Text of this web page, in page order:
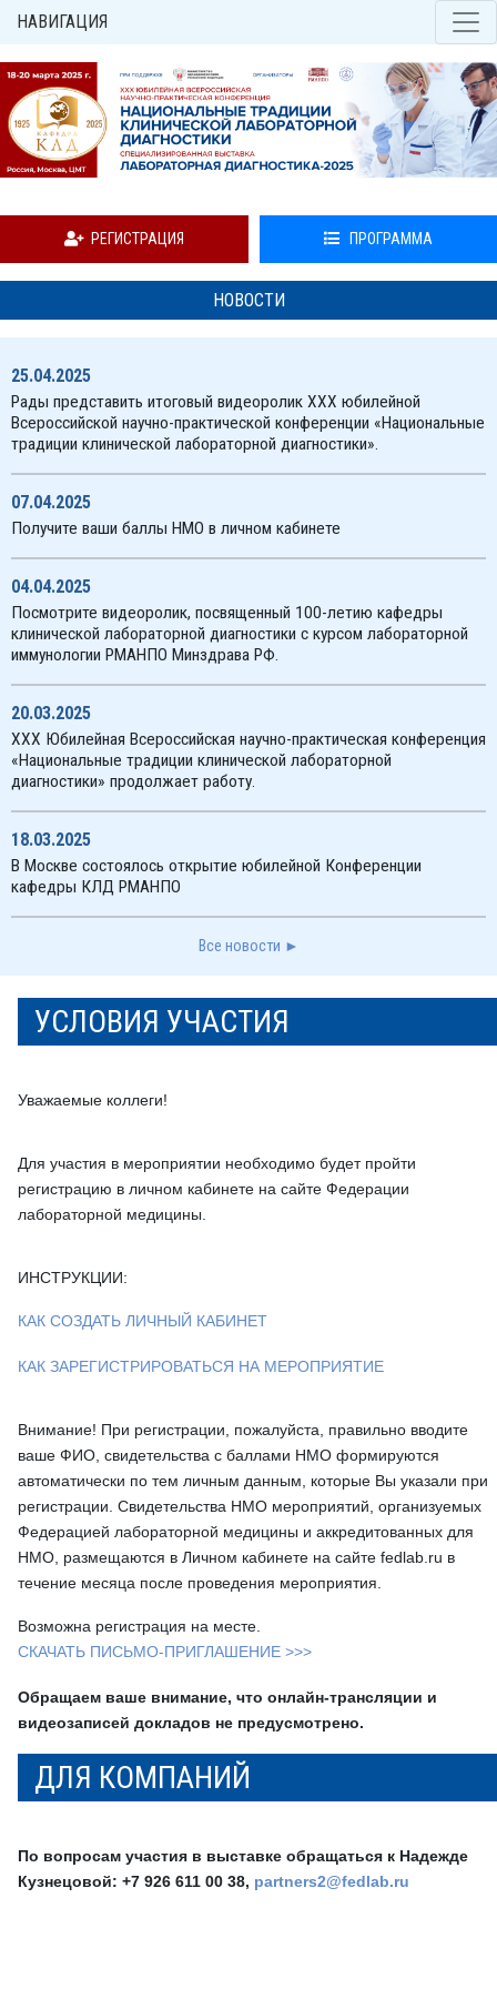
НАВИГАЦИЯ
РЕГИСТРАЦИЯ ПРОГРАММА
НОВОСТИ
25.04.2025
Рады представить итоговый видеоролик XXX юбилейной
Всероссийской научно-практической конференции «Национальные
традиции клинической лабораторной диагностики».
07.04.2025
Получите ваши баллы НМО в личном кабинете
04.04.2025
Посмотрите видеоролик, посвященный 100-летию кафедры
клинической лабораторной диагностики с курсом лабораторной
иммунологии РМАНПО Минздрава РФ.
20.03.2025
XXX Юбилейная Всероссийская научно-практическая конференция
«Национальные традиции клинической лабораторной
диагностики» продолжает работу.
18.03.2025
В Москве состоялось открытие юбилейной Конференции
кафедры КЛД РМАНПО
Все новости ►
УСЛОВИЯ УЧАСТИЯ
Уважаемые коллеги!
Для участия в мероприятии необходимо будет пройти
регистрацию в личном кабинете на сайте Федерации
лабораторной медицины.
ИНСТРУКЦИИ:
КАК СОЗДАТЬ ЛИЧНЫЙ КАБИНЕТ
КАК ЗАРЕГИСТРИРОВАТЬСЯ НА МЕРОПРИЯТИЕ
Внимание! При регистрации, пожалуйста, правильно вводите
ваше ФИО, свидетельства с баллами НМО формируются
автоматически по тем личным данным, которые Вы указали при
регистрации. Свидетельства НМО мероприятий, организуемых
Федерацией лабораторной медицины и аккредитованных для
НМО, размещаются в Личном кабинете на сайте fedlab.ru в
течение месяца после проведения мероприятия.
Возможна регистрация на месте.
СКАЧАТЬ ПИСЬМО-ПРИГЛАШЕНИЕ >>>
Обращаем ваше внимание, что онлайн-трансляции и
видеозаписей докладов не предусмотрено.
ДЛЯ КОМПАНИЙ
По вопросам участия в выставке обращаться к Надежде
Кузнецовой: +7 926 611 00 38, partners2@fedlab.ru